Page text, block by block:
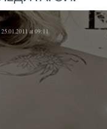
25.01.2011 at 09:11